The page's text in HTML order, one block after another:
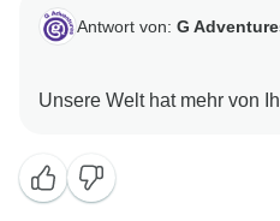
Antwort von: G